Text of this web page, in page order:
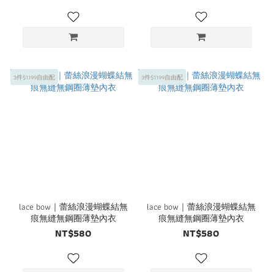
3件$1199自由配
lace bow｜蕾絲浪漫蝴蝶結無
痕無縫無鋼圈薄墊內衣
NT$580
3件$1199自由配
lace bow｜蕾絲浪漫蝴蝶結無
痕無縫無鋼圈薄墊內衣
NT$580